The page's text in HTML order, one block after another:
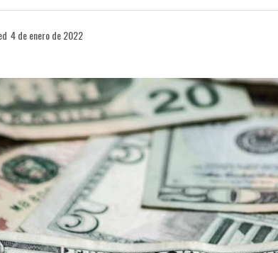
4 de enero de 2022